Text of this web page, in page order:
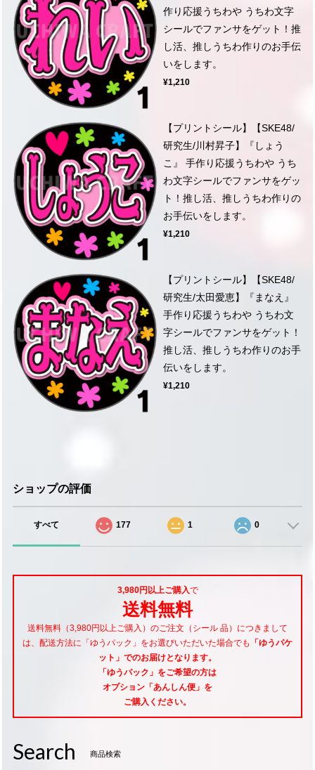
作り応援うちわや うちわ文字
シールでファンサをゲット！推
し活、推しうちわ作りのお手伝
いをします。
¥1,210
【プリントシール】【SKE48/
研究生/川村昇子】『しょう
こ』 手作り応援うちわや うち
わ文字シールでファンサをゲッ
ト！推し活、推しうちわ作りの
お手伝いをします。
¥1,210
【プリントシール】【SKE48/
研究生/太田愛恵】『まなえ』
手作り応援うちわや うちわ文
字シールでファンサをゲット！
推し活、推しうちわ作りのお手
伝いをします。
¥1,210
ショップの評価
すべて 177 1 0
3,980円以上ご購入で
送料無料
送料無料（3,980円以上ご購入）のご注文（シール 品）につきまして
は、配送方法に「ゆうパック」をお選びいただいた場合でも
「ゆうパケ
ット」でのお届けとなります。
「ゆうパック」をご希望の方は
オプション「あんしん便」 を
ご購入ください。
Search 商品検索